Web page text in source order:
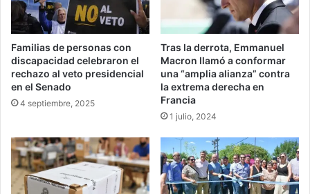
Familias de personas con
discapacidad celebraron el
rechazo al veto presidencial
en el Senado
4 septiembre, 2025
Tras la derrota, Emmanuel
Macron llamó a conformar
una “amplia alianza” contra
la extrema derecha en
Francia
1 julio, 2024